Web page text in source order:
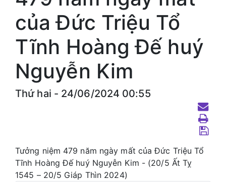
của Đức Triệu Tổ
Tĩnh Hoàng Đế huý
Nguyễn Kim
Thứ hai - 24/06/2024 00:55
Tưởng niệm 479 năm ngày mất của Đức Triệu Tổ
Tĩnh Hoàng Đế huý Nguyễn Kim - (20/5 Ất Tỵ
1545 – 20/5 Giáp Thìn 2024)